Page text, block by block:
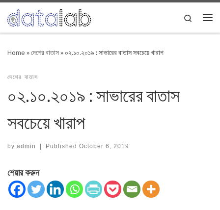
Skip to content
Search
Home »দেশের বাতাস» ০২.১০.২০১৯ : সাভারের বাতাস সবচেয়ে খারাপ
দেশের বাতাস
০২.১০.২০১৯ : সাভারের বাতাস
সবচেয়ে খারাপ
by admin | Published October 6, 2019
শেয়ার করুন